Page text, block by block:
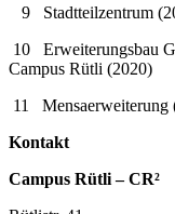
9 Stadtteilzentrum
10 Erweiterungsbau
Campus Rütli (2020)
11 Mensaerweiterung
Kontakt
Campus Rütli – CR²